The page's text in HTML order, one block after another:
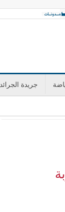
جريدة الجرائد